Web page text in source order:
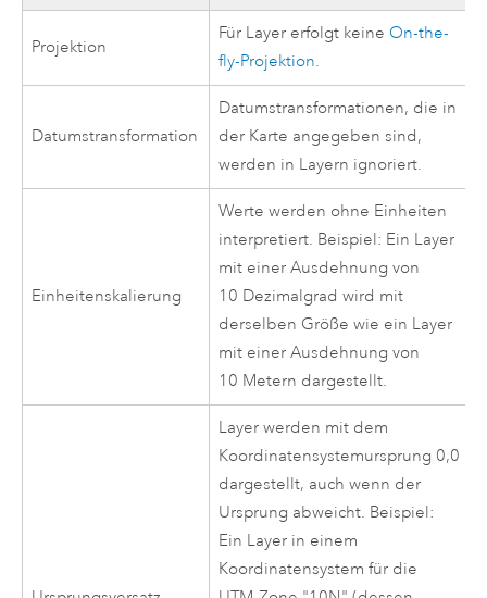
Projektion
Für Layer erfolgt keine On-the-
fly-Projektion.
Datumstransformation
Datumstransformationen, die in
der Karte angegeben sind,
werden in Layern ignoriert.
Einheitenskalierung
Werte werden ohne Einheiten
interpretiert. Beispiel: Ein Layer
mit einer Ausdehnung von
10 Dezimalgrad wird mit
derselben Größe wie ein Layer
mit einer Ausdehnung von
10 Metern dargestellt.
Layer werden mit dem
Koordinatensystemursprung 0,0
dargestellt, auch wenn der
Ursprung abweicht. Beispiel:
Ein Layer in einem
Koordinatensystem für die